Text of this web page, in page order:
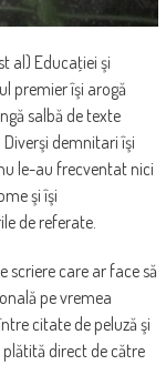
al) Educaţiei şi
premier îşi arogă
salbă de texte
demnitari îşi
le-au frecventat nici
şi îşi
de referate.
scriere care ar face să
pe vremea
citate de peluză şi
direct de către